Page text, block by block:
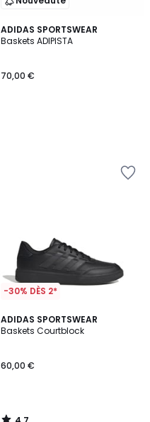
ADIDAS SPORTSWEAR
Baskets ADIPISTA
70,00 €
-30% DÈS 2*
ADIDAS SPORTSWEAR
Baskets Courtblock
60,00 €
4,7
/ 5